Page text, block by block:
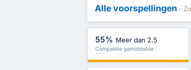
Alle voorspellingen -
55% Meer dan 2.5
Competitie gemiddelde :
53%